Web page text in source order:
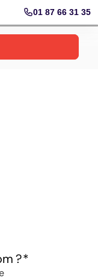
01 87 66 31 35